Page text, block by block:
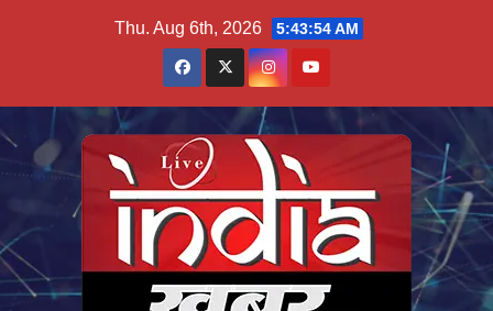
Thu. Aug 6th, 2026 5:43:55 AM